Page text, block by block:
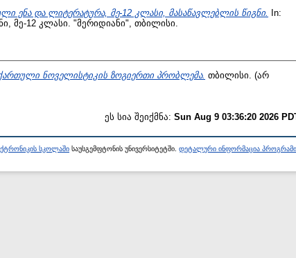
ენა და ლიტერატურა, მე-12 კლასი, მასაწავლებლის წიგნი.
In:
მე-12 კლასი. "მერიდიანი", თბილისი.
ნოველისტიკის ზოგიერთი პრობლემა. თბილისი. (არ
ეს სია შეიქმნა: Sun Aug 9 03:36:20 2026
სკოლაში საუსგემფტონის უნივერსიტეტში. დეტალური ინფორმაცია პროგრამის